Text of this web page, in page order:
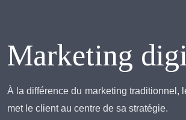
Marketing
À la différence du marketing traditionnel,
met le client au centre de sa stratégie.